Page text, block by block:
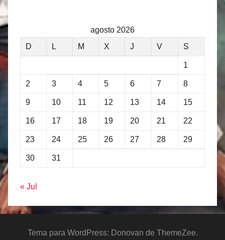
agosto 2026
D
L M X J V S
1
2 3 4 5 6 7 8
9 10 11 12 13 14 15
16 17 18 19 20 21 22
23 24 25 26 27 28 29
30 31
« Jul
Tema para WordPress: Donovan de ThemeZee.